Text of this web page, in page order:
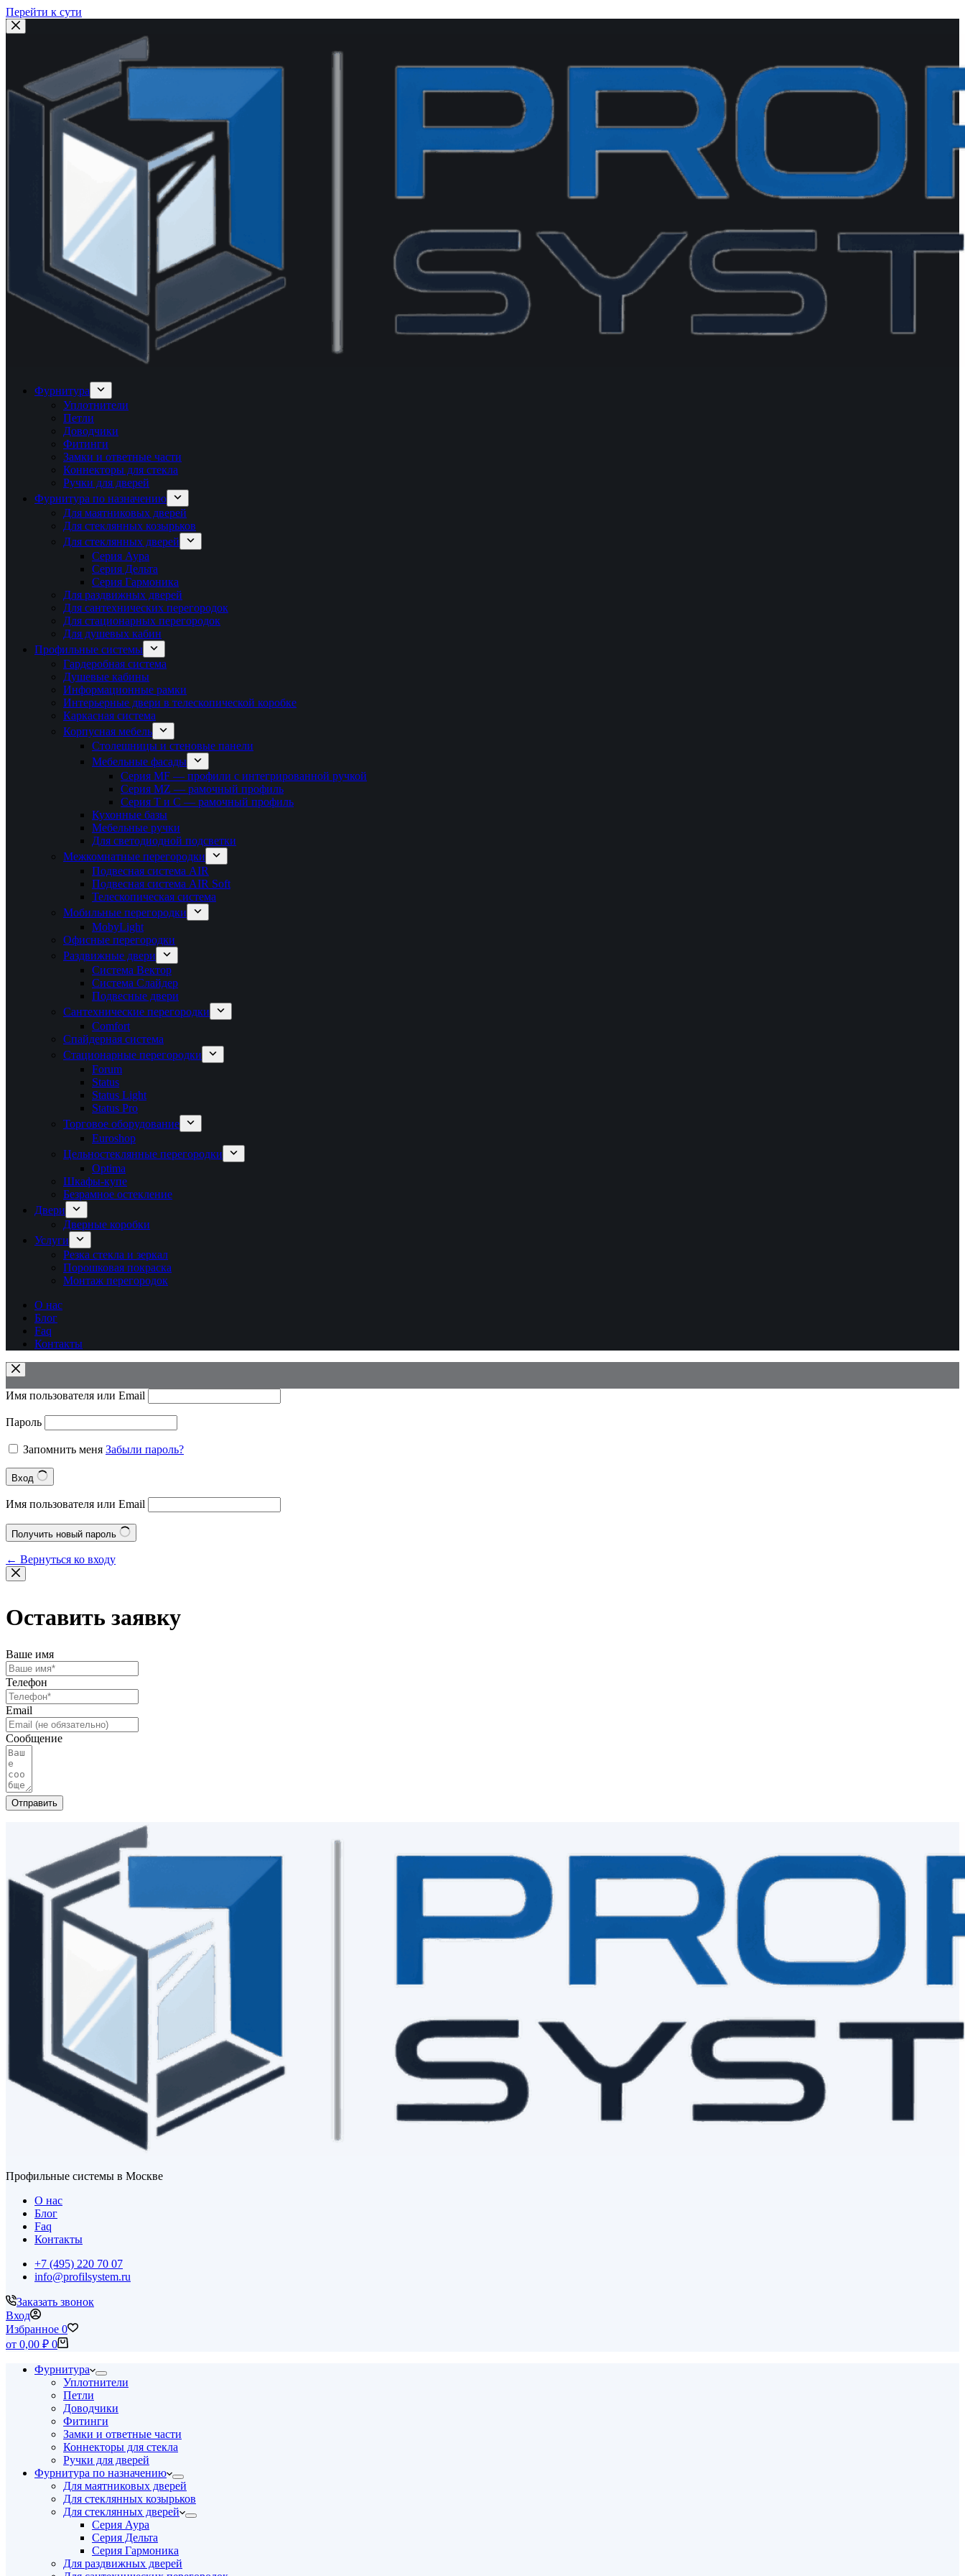
Перейти к сути
Фурнитура
Уплотнители
Петли
Доводчики
Фитинги
Замки и ответные части
Коннекторы для стекла
Ручки для дверей
Фурнитура по назначению
Для маятниковых дверей
Для стеклянных козырьков
Для стеклянных дверей
Серия Аура
Серия Дельта
Серия Гармоника
Для раздвижных дверей
Для сантехнических перегородок
Для стационарных перегородок
Для душевых кабин
Профильные системы
Гардеробная система
Душевые кабины
Информационные рамки
Интерьерные двери в телескопической коробке
Каркасная система
Корпусная мебель
Столешницы и стеновые панели
Мебельные фасады
Серия MF — профили с интегрированной ручкой
Серия MZ — рамочный профиль
Серия T и C — рамочный профиль
Кухонные базы
Мебельные ручки
Для светодиодной подсветки
Межкомнатные перегородки
Подвесная система AIR
Подвесная система AIR Soft
Телескопическая система
Мобильные перегородки
MobyLight
Офисные перегородки
Раздвижные двери
Система Вектор
Система Слайдер
Подвесные двери
Сантехнические перегородки
Comfort
Спайдерная система
Стационарные перегородки
Forum
Status
Status Light
Status Pro
Торговое оборудование
Euroshop
Цельностеклянные перегородки
Optima
Шкафы-купе
Безрамное остекление
Двери
Дверные коробки
Услуги
Резка стекла и зеркал
Порошковая покраска
Монтаж перегородок
О нас
Блог
Faq
Контакты
Имя пользователя или Email
Пароль
Запомнить меня Забыли пароль?
Вход
Имя пользователя или Email
Получить новый пароль
← Вернуться ко входу
Оставить заявку
Ваше имя
Телефон
Email
Сообщение
Отправить
Профильные системы в Москве
О нас
Блог
Faq
Контакты
+7 (495) 220 70 07
info@profilsystem.ru
Заказать звонок
Вход
Избранное 0
Корзина
от 0,00 ₽ 0
Фурнитура
Уплотнители
Петли
Доводчики
Фитинги
Замки и ответные части
Коннекторы для стекла
Ручки для дверей
Фурнитура по назначению
Для маятниковых дверей
Для стеклянных козырьков
Для стеклянных дверей
Серия Аура
Серия Дельта
Серия Гармоника
Для раздвижных дверей